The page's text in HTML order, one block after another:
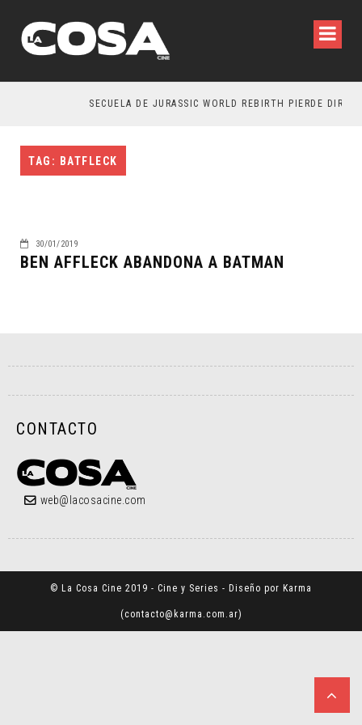
SECUELA DE JURASSIC WORLD REBIRTH PIERDE
TAG: BATFLECK
30/01/2019
BEN AFFLECK ABANDONA A BATMAN
CONTACTO
web@lacosacine.com
© La Cosa Cine 2019 - Cine y Series - Diseño por Karma
(contacto@karma.com.ar)